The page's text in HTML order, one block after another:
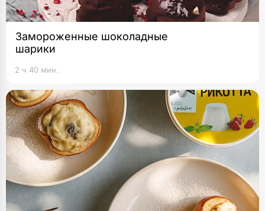
Замороженные шоколадные
шарики
2 ч 40 мин.